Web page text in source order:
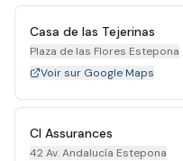
Casa de las Tejerinas
Plaza de las Flores Estepona
Voir sur Google Maps
Cl Assurances
42 Av. Andalucía Estepona